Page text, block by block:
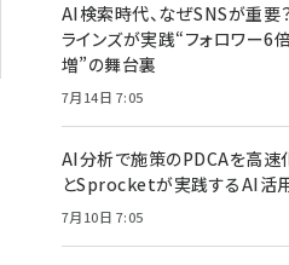
AI検索時代、なぜSNSが重要
ラインズが実践“フォロワー6
増”の舞台裏
7月14日 7:05
AI分析で施策のPDCAを高速
とSprocketが実践するAI活
7月10日 7:05